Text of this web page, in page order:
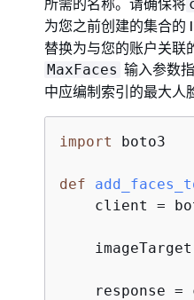
为您之前创建的集合的
替换为与您的账户关联
MaxFaces 输入参数
中应编制索引的最大人
import boto3
def
client =
response =